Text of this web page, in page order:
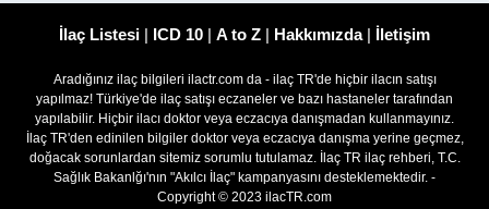
İlaç Listesi | ICD 10 | A to Z | Hakkımızda| İletişim
Aradığınız ilaç bilgileri ilactr.com da - ilaç TR'de hiçbir ilacın satışı
yapılmaz! Türkiye'de ilaç satışı eczaneler ve bazı hastaneler tarafından
yapılabilir. Hiçbir ilacı doktor veya eczacıya danışmadan kullanmayınız.
İlaç TR'den edinilen bilgiler doktor veya eczacıya danışma yerine geçmez,
doğacak sorunlardan sitemiz sorumlu tutulamaz. İlaç TR ilaç rehberi, T.C.
Sağlık Bakanlğı'nın "Akılcı İlaç" kampanyasını desteklemektedir. -
Copyright © 2023 ilacTR.com